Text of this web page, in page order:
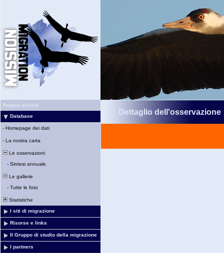
Pagina iniziale
Database
- Homepage dei dati
- La nostra carta
Le osservazioni
- Sintesi annuale
Le gallerie
- Tutte le foto
Statistiche
I siti di migrazione
Risorse e links
Il Gruppo di studio della migrazione
I partners
Dettaglio dell'osservazione